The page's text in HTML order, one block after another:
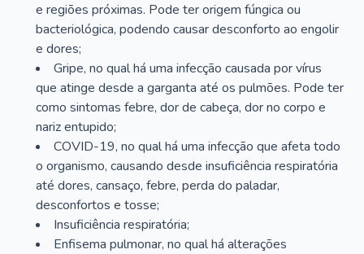
e regiões próximas. Pode ter origem fúngica ou
bacteriológica, podendo causar desconforto ao engolir
e dores;
Gripe, no qual há uma infecção causada por vírus
que atinge desde a garganta até os pulmões. Pode ter
como sintomas febre, dor de cabeça, dor no corpo e
nariz entupido;
COVID-19, no qual há uma infecção que afeta todo
o organismo, causando desde insuficiência respiratória
até dores, cansaço, febre, perda do paladar,
desconfortos e tosse;
Insuficiência respiratória;
Enfisema pulmonar, no qual há alterações